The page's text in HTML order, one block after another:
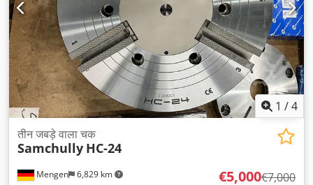
1 /4
Mengen 6,829 km
तीन जबड़े वाला चक
Samchully HC-24
€5,000€7,000